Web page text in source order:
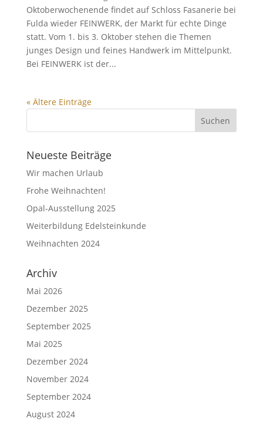
Oktoberwochenende findet auf Schloss Fasanerie bei
Fulda wieder FEINWERK, der Markt für echte Dinge
statt. Vom 1. bis 3. Oktober stehen die Themen
junges Design und feines Handwerk im Mittelpunkt.
Bei FEINWERK ist der...
« Ältere Einträge
Neueste Beiträge
Wir machen Urlaub
Frohe Weihnachten!
Opal-Ausstellung 2025
Weiterbildung Edelsteinkunde
Weihnachten 2024
Archiv
Mai 2026
Dezember 2025
September 2025
Mai 2025
Dezember 2024
November 2024
September 2024
August 2024